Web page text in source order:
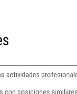
actividades
con posiciones